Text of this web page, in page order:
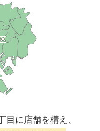
目に店舗を構え、